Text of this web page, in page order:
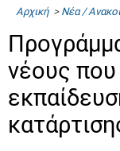
Αρχική> Νέα /
νέους που